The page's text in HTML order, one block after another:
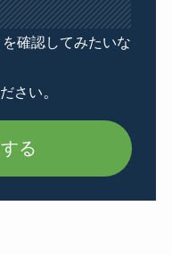
確認してみたいな
さい。
る